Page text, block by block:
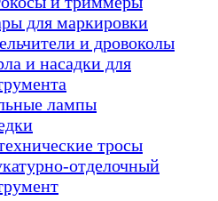
для маркировки
и дровоколы
и насадки для
лампы
тросы
отделочный